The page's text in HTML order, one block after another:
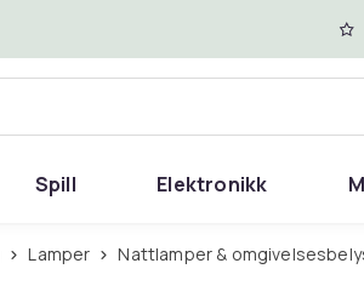
Spill Elektronikk
Lamper Nattlamper &